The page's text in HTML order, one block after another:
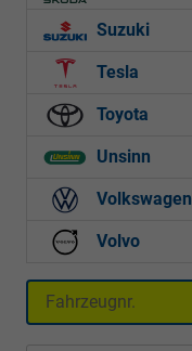
Suzuki
Tesla
Toyota
Unsinn
Volkswagen
Volvo
Fahrzeugnr.